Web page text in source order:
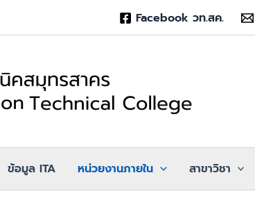
Facebook วท.สค.
ข้อมูล ITA หน่วยงานภายใน สาขาวิชา